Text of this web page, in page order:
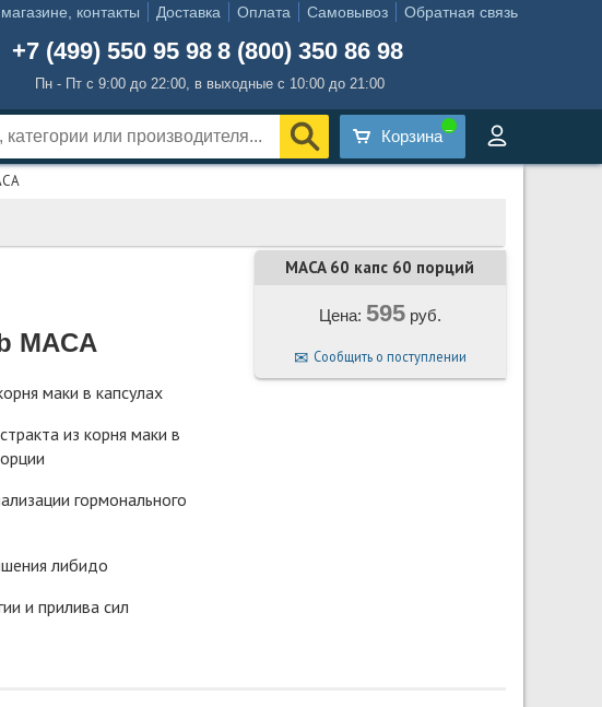
контакты Доставка Оплата Самовывоз Обратная связь
+7 (499) 550 95 98 8 (800) 350 86 98
Пн - Пт с 9:00 до 22:00, в выходные с 10:00 до 21:00
Корзина
MACA
маки в капсулах
из корня маки в
гормонального
либидо
и прилива сил
MACA 60 капс 60 порций
Цена: 595руб.
Сообщить о поступлении